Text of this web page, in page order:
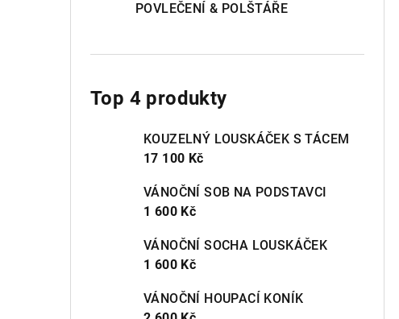
POVLEČENÍ & POLŠTÁŘE
Top 4 produkty
KOUZELNÝ LOUSKÁČEK S TÁCEM
17 100 Kč
VÁNOČNÍ SOB NA PODSTAVCI
1 600 Kč
VÁNOČNÍ SOCHA LOUSKÁČEK
1 600 Kč
VÁNOČNÍ HOUPACÍ KONÍK